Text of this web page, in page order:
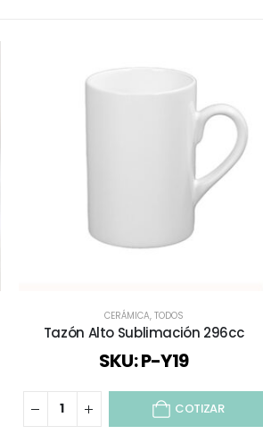
CERÁMICA, TODOS
Tazón Alto Sublimación 296cc
SKU: P-Y19
COTIZAR